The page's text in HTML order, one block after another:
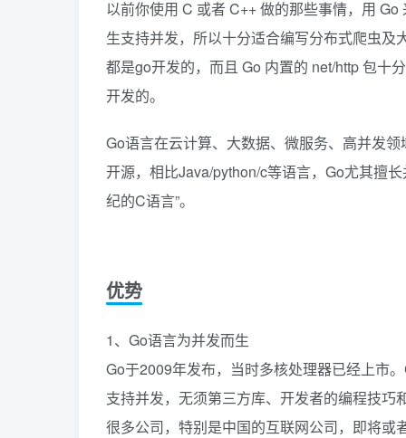
以前你使用 C 或者 C++ 做的那些事情，用
生支持并发，所以十分适合编写分布式爬虫
都是go开发的，而且 Go 内置的 net/http 包十
开发的。
Go语言在云计算、大数据、微服务、高并发
开源，相比Java/python/c等语言，Go尤其擅
纪的C语言”。
优势
1、Go语言为并发而生
Go于2009年发布，当时多核处理器已经上市
支持并发，无须第三方库、开发者的编程技巧
很多公司，特别是中国的互联网公司，即将或